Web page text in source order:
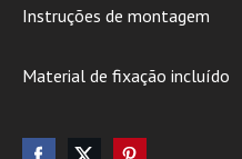
Instruções de montagem
Material de fixação incluído